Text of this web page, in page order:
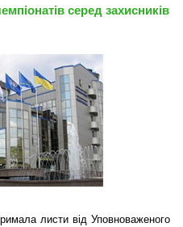
серед захисників
листи від Уповноваженого